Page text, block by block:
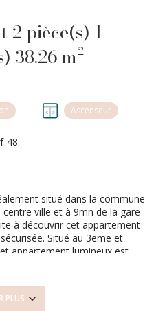
chambre(s) 38.26 m²
Ascenseur
48
situé dans la commune
ville et à 9mn de la gare
à découvrir cet appartement
Situé au 3eme et
appartement lumineux est
place de parking en
PLUS